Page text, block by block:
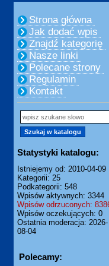
Strona główna
Jak dodać wpis
Znajdź kategorię
Nasze linki
Polecane strony
Regulamin
Kontakt
Statystyki katalogu:
Istniejemy od: 2010-04-09
Kategorii: 25
Podkategorii: 548
Wpisów aktywnych: 3344
Wpisów odrzuconych:
Wpisów oczekujących: 0
Ostatnia moderacja: 2026-
08-04
Polecamy: